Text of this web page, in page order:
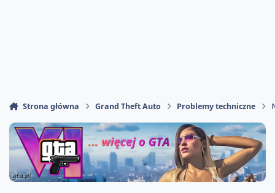
Strona główna Grand Theft Auto Problemy techniczne